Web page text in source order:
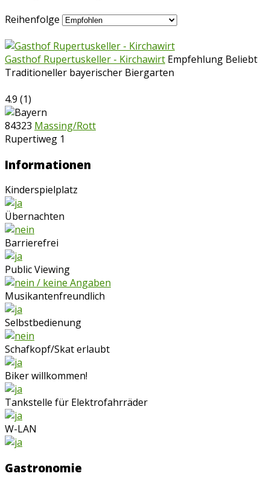
Reihenfolge
Gasthof Rupertuskeller - Kirchawirt Empfehlung Beliebt
Traditioneller bayerischer Biergarten
4.9 (1)
84323 Massing/Rott
Rupertiweg 1
Informationen
Kinderspielplatz
Übernachten
Barrierefrei
Public Viewing
Musikantenfreundlich
Selbstbedienung
Schafkopf/Skat erlaubt
Biker willkommen!
Tankstelle für Elektrofahrräder
W-LAN
Gastronomie